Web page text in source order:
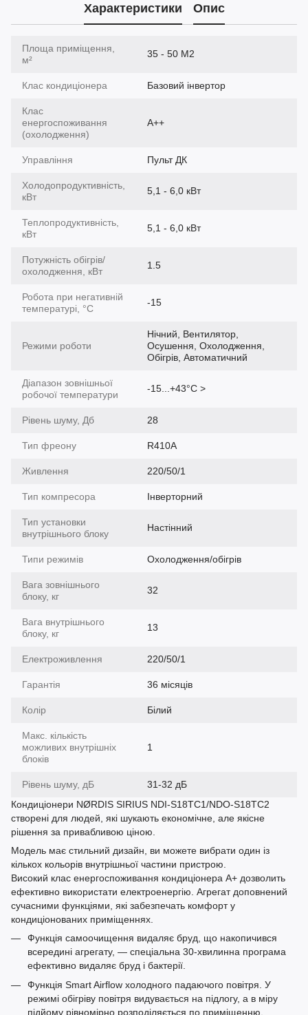
Характеристики Опис
Площа приміщення,
м²
35 - 50 М2
Клас кондиціонера Базовий інвертор
Клас
енергоспоживання
(охолодження)
A++
Управління Пульт ДК
Холодопродуктивність,
кВт
5,1 - 6,0 кВт
Теплопродуктивність,
кВт
5,1 - 6,0 кВт
Потужність обігрів/
охолодження, кВт
1.5
Робота при негативній
температурі, °C
-15
Режими роботи
Нічний, Вентилятор,
Осушення, Охолодження,
Обігрів, Автоматичний
Діапазон зовнішньої
робочої температури
-15...+43°С >
Рівень шуму, Дб 28
Тип фреону R410A
Живлення 220/50/1
Тип компресора Інверторний
Тип установки
внутрішнього блоку
Настінний
Типи режимів Охолодження/обігрів
Вага зовнішнього
блоку, кг
32
Вага внутрішнього
блоку, кг
13
Електроживлення 220/50/1
Гарантія 36 місяців
Колір Білий
Макс. кількість
можливих внутрішніх
блоків
1
Рівень шуму, дБ
31-32 дБ
Кондиціонери NØRDIS SIRIUS NDI-S18TC1/NDO-S18TC2
створені для людей, які шукають економічне, але якісне
рішення за привабливою ціною.
Модель має стильний дизайн, ви можете вибрати один із
кількох кольорів внутрішньої частини пристрою.
Високий клас енергоспоживання кондиціонера А+ дозволить
ефективно використати електроенергію. Агрегат доповнений
сучасними функціями, які забезпечать комфорт у
кондиціонованих приміщеннях.
Функція самоочищення видаляє бруд, що накопичився
всередині агрегату, — спеціальна 30-хвилинна програма
ефективно видаляє бруд і бактерії.
Функція Smart Airflow холодного падаючого повітря. У
режимі обігріву повітря видувається на підлогу, а в міру
підйому рівномірно розподіляється по приміщенню.